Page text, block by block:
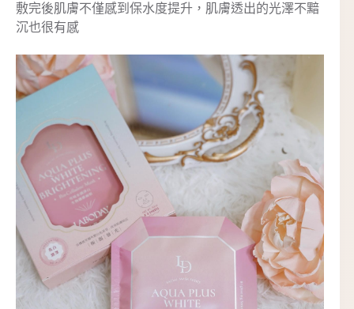
敷完後肌膚不僅感到保水度提升，肌膚透出的光澤不黯
沉也很有感